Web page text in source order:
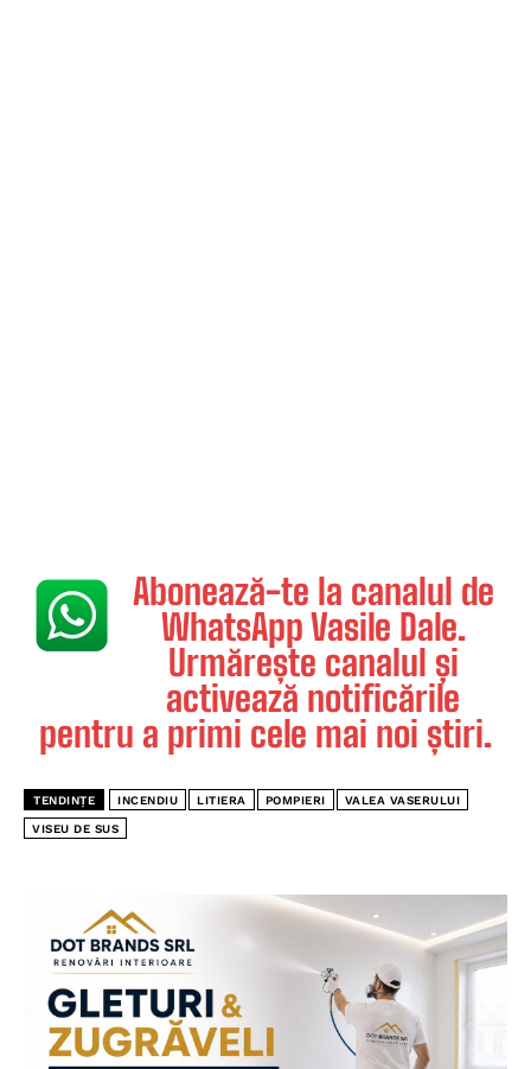
Abonează-te la canalul de
WhatsApp Vasile Dale.
Urmărește canalul și
activează notificările
pentru a primi cele mai noi știri.
TENDINȚE INCENDIU LITIERA POMPIERI VALEA VASERULUI
VISEU DE SUS